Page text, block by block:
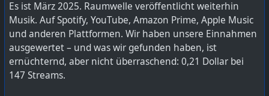
Es ist März 2025. Raumwelle veröffentlicht weiterhin
Musik. Auf Spotify, YouTube, Amazon Prime, Apple Music
und anderen Plattformen. Wir haben unsere Einnahmen
ausgewertet – und was wir gefunden haben, ist
ernüchternd, aber nicht überraschend: 0,21 Dollar bei
147 Streams.